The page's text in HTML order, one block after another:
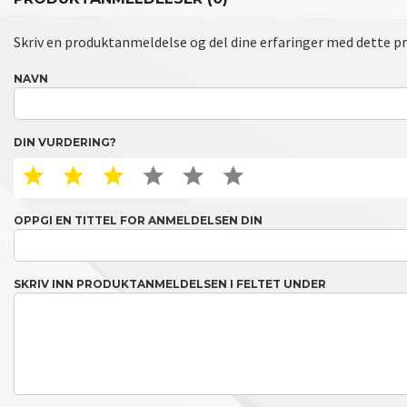
Skriv en produktanmeldelse og del dine erfaringer med dette
NAVN
DIN VURDERING?
1 STAR2 STAR3 STAR4 STAR5 STAR
OPPGI EN TITTEL FOR ANMELDELSEN DIN
SKRIV INN PRODUKTANMELDELSEN I FELTET UNDER